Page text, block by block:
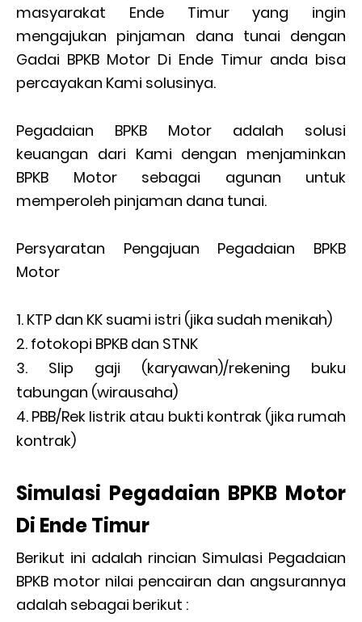
masyarakat Ende Timur yang ingin
mengajukan pinjaman dana tunai dengan
Gadai BPKB Motor Di Ende Timur anda bisa
percayakan Kami solusinya.
Pegadaian BPKB Motor adalah solusi
keuangan dari Kami dengan menjaminkan
BPKB Motor sebagai agunan untuk
memperoleh pinjaman dana tunai.
Persyaratan Pengajuan Pegadaian BPKB
Motor
KTP dan KK suami istri (jika sudah menikah)
fotokopi BPKB dan STNK
Slip gaji (karyawan)/rekening buku
tabungan (wirausaha)
PBB/Rek listrik atau bukti kontrak (jika rumah
kontrak)
Simulasi Pegadaian BPKB Motor
Di Ende Timur
Berikut ini adalah rincian Simulasi Pegadaian
BPKB motor nilai pencairan dan angsurannya
adalah sebagai berikut :